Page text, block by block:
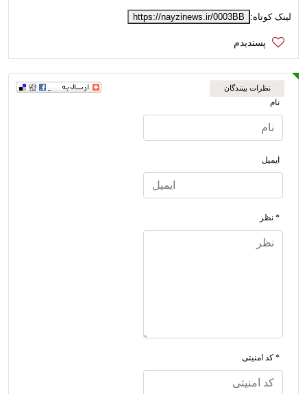
لینک کوتاه: https://nayzinews.ir/0003BB
نظرات بینندگان
نام
ایمیل
* نظر
* کد امنیتی